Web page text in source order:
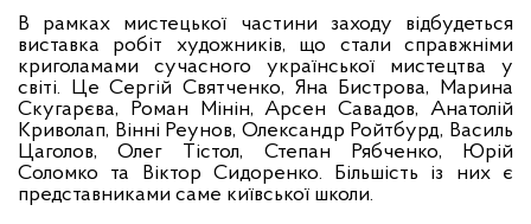
В рамках мистецької частини заходу відбудеться
виставка робіт художників, що стали справжніми
криголамами сучасного української мистецтва у
світі. Це Сергій Святченко, Яна Бистрова, Марина
Скугарєва, Роман Мінін, Арсен Савадов, Анатолій
Криволап, Вінні Реунов, Олександр Ройтбурд, Василь
Цаголов, Олег Тістол, Степан Рябченко, Юрій
Соломко та Віктор Сидоренко. Більшість із них є
представниками саме київської школи.